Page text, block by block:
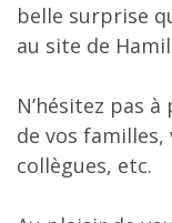
belle surprise
au site de
N’hésitez pas
de vos familles,
collègues, etc.